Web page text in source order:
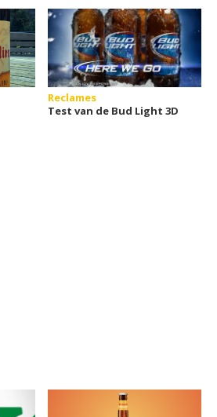
Reclames
Test van de Bud Light 3D